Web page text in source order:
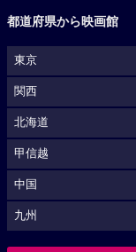
都道府県から映画館
東京
関西
北海道
甲信越
中国
九州